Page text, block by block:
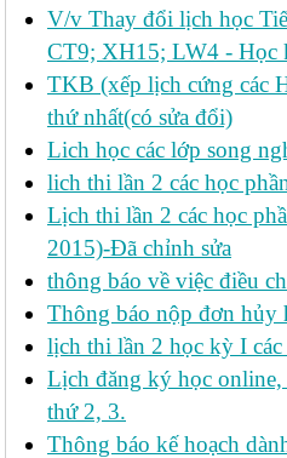
V/v Thay đổi lịch học
CT9; XH15; LW4 - Học
TKB (xếp lịch cứng các
thứ nhất(có sửa đổi)
Lich học các lớp song
lich thi lần 2 các học
Lịch thi lần 2 các học
2015)-Đã chỉnh sửa
thông báo về việc điều
Thông báo nộp đơn hủy
lịch thi lần 2 học kỳ I
Lịch đăng ký học
thứ 2, 3.
Thông báo kế hoạch